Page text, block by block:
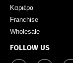
Καριέρα
Franchise
Wholesale
FOLLOW US